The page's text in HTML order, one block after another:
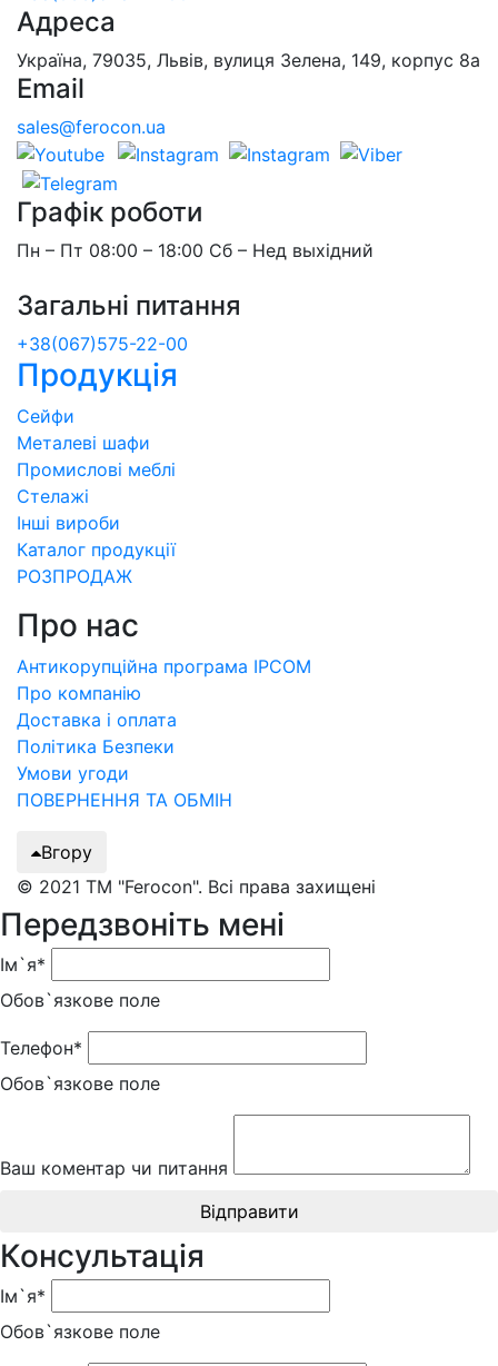
Адреса
Україна, 79035, Львів, вулиця Зелена, 149, корпус 8а
Email
sales@ferocon.ua
Графік роботи
Пн – Пт 08:00 – 18:00 Сб – Нед выхідний
Загальні питання
+38(067)575-22-00
Продукція
Сейфи
Металеві шафи
Промислові меблі
Стелажі
Інші вироби
Каталог продукції
РОЗПРОДАЖ
Про нас
Антикорупційна програма IPCOM
Про компанію
Доставка і оплата
Політика Безпеки
Умови угоди
ПОВЕРНЕННЯ ТА ОБМІН
Вгору
© 2021 ТМ "Ferocon". Всі права захищені
Передзвоніть мені
Ім`я*
Обов`язкове поле
Телефон*
Обов`язкове поле
Ваш коментар чи питання
Відправити
Консультація
Ім`я*
Обов`язкове поле